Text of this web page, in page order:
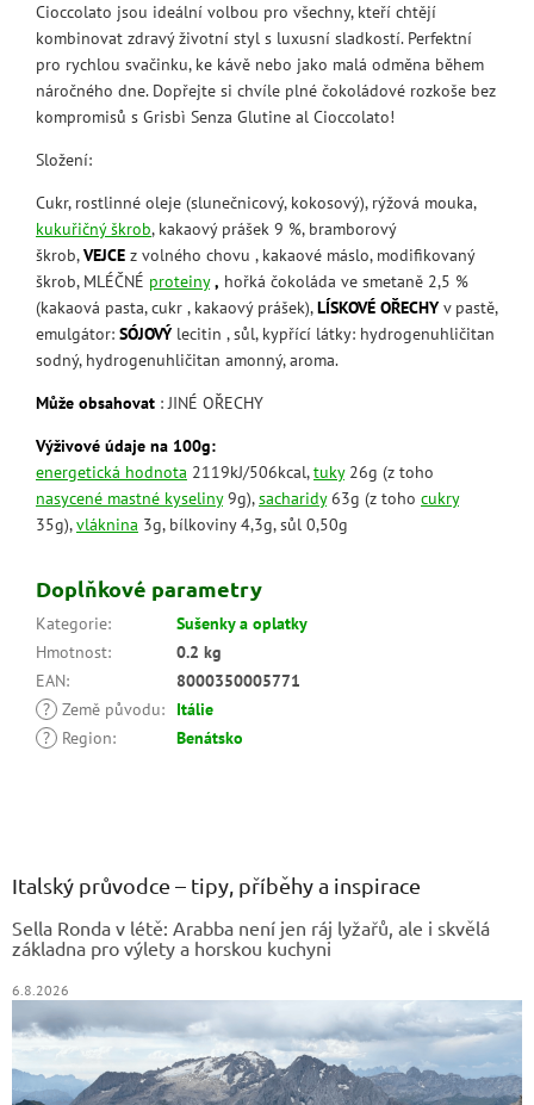
Cioccolato jsou ideální volbou pro všechny, kteří chtějí
kombinovat zdravý životní styl s luxusní sladkostí. Perfektní
pro rychlou svačinku, ke kávě nebo jako malá odměna během
náročného dne. Dopřejte si chvíle plné čokoládové rozkoše bez
kompromisů s Grisbì Senza Glutine al Cioccolato!
Složení:
Cukr, rostlinné oleje (slunečnicový, kokosový), rýžová mouka,
kukuřičný škrob, kakaový prášek 9 %, bramborový
škrob,VEJCE z volného chovu , kakaové máslo, modifikovaný
škrob, MLÉČNÉ proteiny , hořká čokoláda ve smetaně 2,5 %
(kakaová pasta, cukr , kakaový prášek),LÍSKOVÉ OŘECHYv pastě,
emulgátor: SÓJOVÝlecitin , sůl, kypřící látky: hydrogenuhličitan
sodný, hydrogenuhličitan amonný, aroma.
Může obsahovat : JINÉ OŘECHY
Výživové údaje na 100g:
energetická hodnota 2119kJ/506kcal,tuky26g (z toho
nasycené mastné kyseliny9g),sacharidy63g (z toho cukry
35g),vláknina 3g, bílkoviny 4,3g, sůl 0,50g
Doplňkové parametry
Kategorie:
Sušenky a oplatky
Hmotnost:
0.2 kg
EAN:
8000350005771
? Země původu:
Itálie
?
Region: Benátsko
Italský průvodce – tipy, příběhy a inspirace
Sella Ronda v létě: Arabba není jen ráj lyžařů, ale i skvělá
základna pro výlety a horskou kuchyni
6.8.2026